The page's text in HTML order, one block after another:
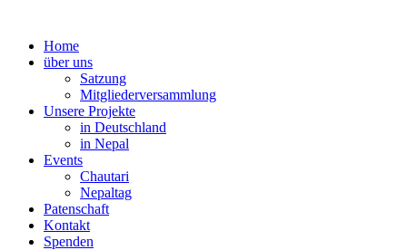
Home
über uns
Satzung
Mitgliederversammlung
Unsere Projekte
in Deutschland
in Nepal
Events
Chautari
Nepaltag
Patenschaft
Kontakt
Spenden